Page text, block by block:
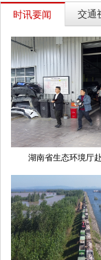
时讯要闻 交通
湖南省生态环境厅